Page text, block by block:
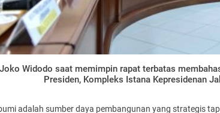
Widodo saat memimpin rapat terbatas
Presiden, Kompleks Istana Kepresidenan
adalah sumber daya pembangunan yang strategis